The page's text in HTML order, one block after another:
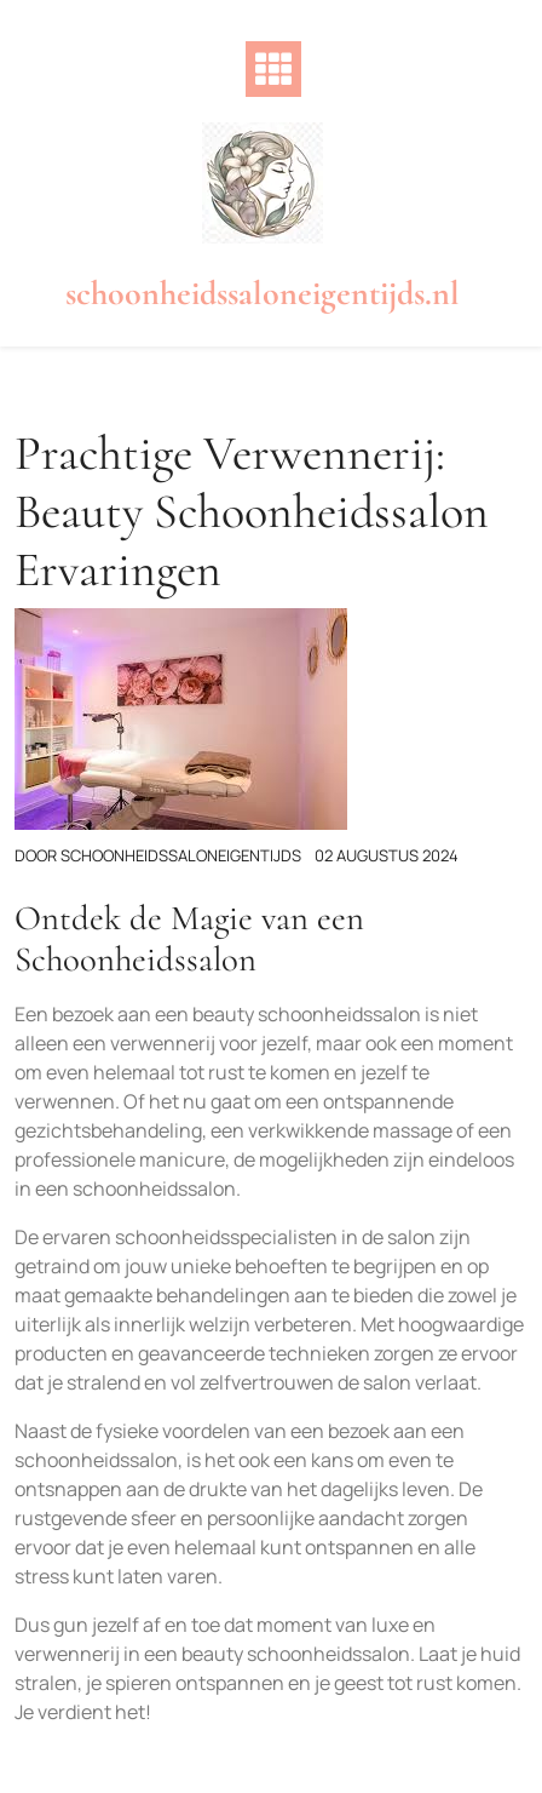
schoonheidssaloneigentijds.nl
Prachtige Verwennerij:
Beauty Schoonheidssalon
Ervaringen
DOORSCHOONHEIDSSALONEIGENTIJDS 02 AUGUSTUS 2024
Ontdek de Magie van een
Schoonheidssalon
Een bezoek aan een beauty schoonheidssalon is niet
alleen een verwennerij voor jezelf, maar ook een moment
om even helemaal tot rust te komen en jezelf te
verwennen. Of het nu gaat om een ontspannende
gezichtsbehandeling, een verkwikkende massage of een
professionele manicure, de mogelijkheden zijn eindeloos
in een schoonheidssalon.
De ervaren schoonheidsspecialisten in de salon zijn
getraind om jouw unieke behoeften te begrijpen en op
maat gemaakte behandelingen aan te bieden die zowel je
uiterlijk als innerlijk welzijn verbeteren. Met hoogwaardige
producten en geavanceerde technieken zorgen ze ervoor
dat je stralend en vol zelfvertrouwen de salon verlaat.
Naast de fysieke voordelen van een bezoek aan een
schoonheidssalon, is het ook een kans om even te
ontsnappen aan de drukte van het dagelijks leven. De
rustgevende sfeer en persoonlijke aandacht zorgen
ervoor dat je even helemaal kunt ontspannen en alle
stress kunt laten varen.
Dus gun jezelf af en toe dat moment van luxe en
verwennerij in een beauty schoonheidssalon. Laat je huid
stralen, je spieren ontspannen en je geest tot rust komen.
Je verdient het!